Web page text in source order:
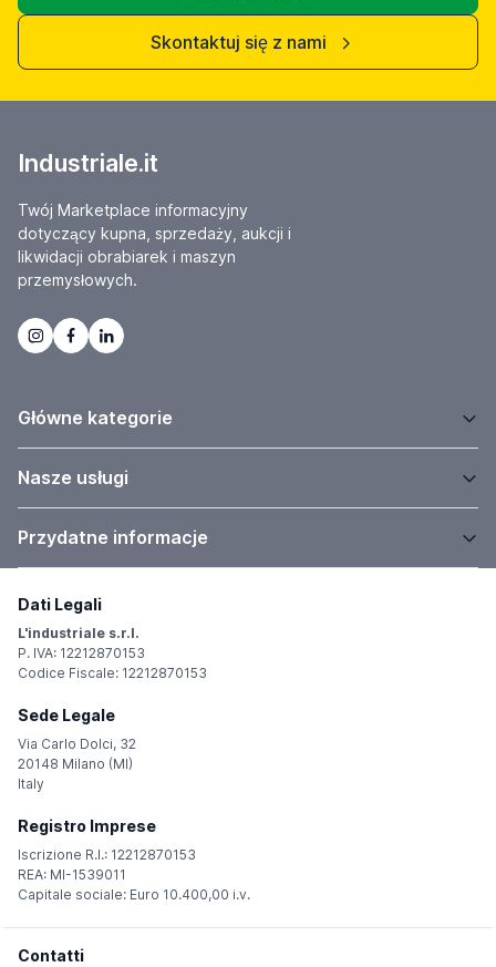
Skontaktuj się z nami
Industriale.it
Twój Marketplace informacyjny
dotyczący kupna, sprzedaży, aukcji i
likwidacji obrabiarek i maszyn
przemysłowych.
Główne kategorie
Nasze usługi
Przydatne informacje
Dati Legali
L'industriale s.r.l.
P. IVA: 12212870153
Codice Fiscale: 12212870153
Sede Legale
Via Carlo Dolci, 32
20148 Milano (MI)
Italy
Registro Imprese
Iscrizione R.I.: 12212870153
REA: MI-1539011
Capitale sociale: Euro 10.400,00 i.v.
Contatti